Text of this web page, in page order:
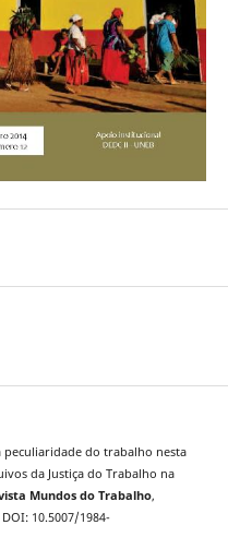
peculiaridade do trabalho nesta
da Justiça do Trabalho na
Mundos do Trabalho,
10.5007/1984-